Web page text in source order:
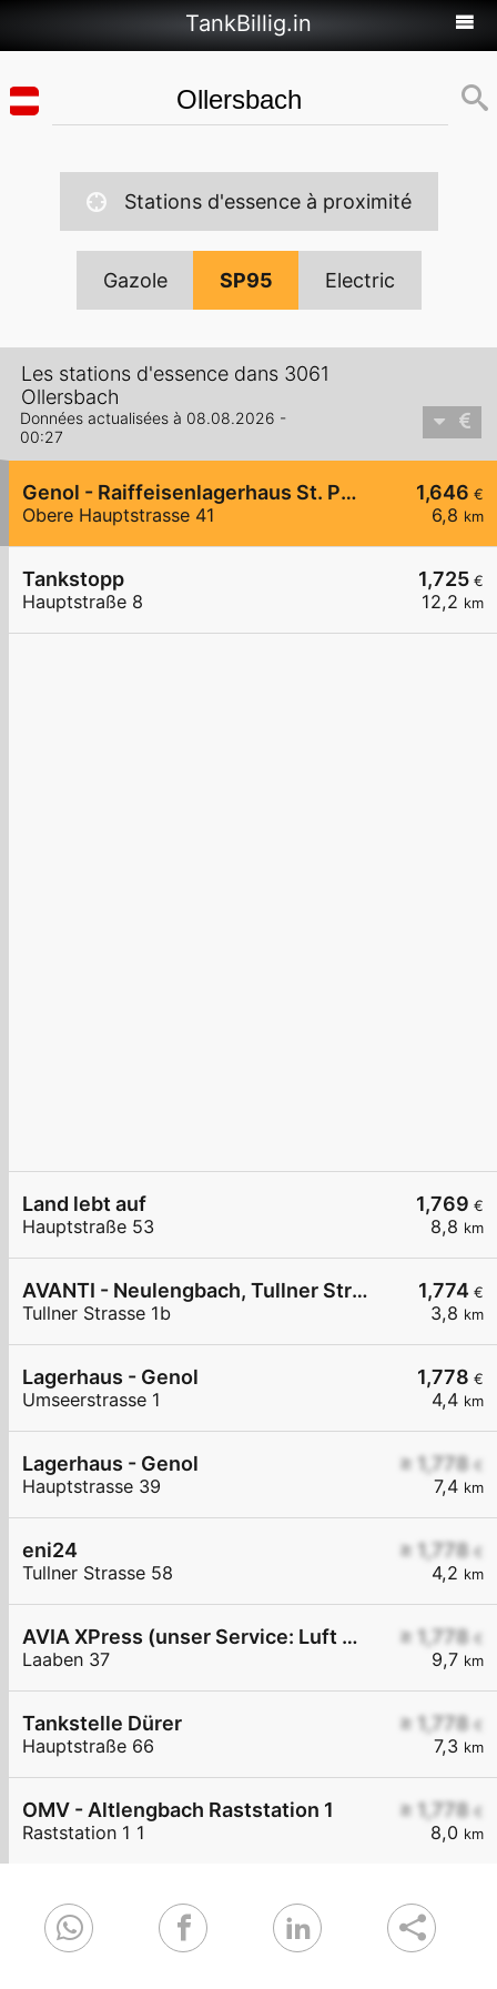
TankBillig.in
Stations d'essence à proximité
Gazole SP95 Electric
Les stations d'essence dans 3061
Ollersbach
Données actualisées à 08.08.2026 -
00:27
1,646 €
6,8 km
Genol - Raiffeisenlagerhaus St. Pölten
Obere Hauptstrasse 41
1,725 €
12,2 km
Tankstopp
Hauptstraße 8
1,769 €
8,8 km
Land lebt auf
Hauptstraße 53
1,774 €
3,8 km
AVANTI - Neulengbach, Tullner Straße 1b
Tullner Strasse 1b
1,778 €
4,4 km
Lagerhaus - Genol
Umseerstrasse 1
≥ 1,778 €
7,4 km
Lagerhaus - Genol
Hauptstrasse 39
≥ 1,778 €
4,2 km
eni24
Tullner Strasse 58
≥ 1,778 €
9,7 km
AVIA XPress (unser Service: Luft und Wasser)
Laaben 37
≥ 1,778 €
7,3 km
Tankstelle Dürer
Hauptstraße 66
≥ 1,778 €
8,0 km
OMV - Altlengbach Raststation 1
Raststation 1 1